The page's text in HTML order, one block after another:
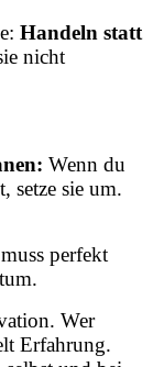
Handeln statt
nicht
Wenn du
setze sie um.
perfekt
Wer
Erfahrung.